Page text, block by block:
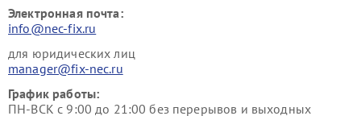
Электронная почта:
info@nec-fix.ru
для юридических лиц
manager@fix-nec.ru
График работы:
ПН-ВСК с 9:00 до 21:00 без перерывов и выходных